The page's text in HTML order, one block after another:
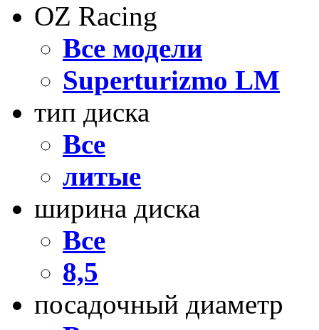
OZ Raсing
Все модели
Superturizmo LM
тип диска
Все
литые
ширина диска
Все
8,5
посадочный диаметр